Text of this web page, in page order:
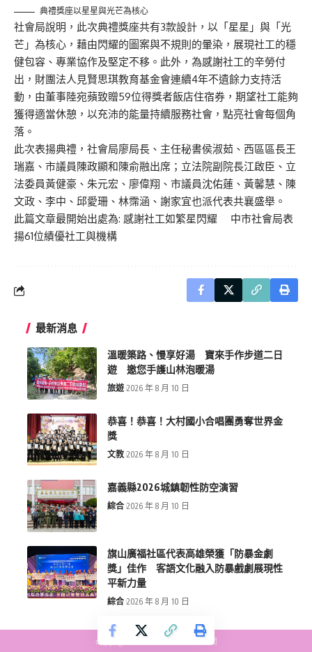
典禮獎座以星星與光芒為核心
社會局說明，此次典禮獎座共有3款設計，以「星星」與「光
芒」為核心，藉由閃耀的圖案與不規則的暈染，展現社工的穩
健包容、專業協作及堅定不移。此外，為感謝社工的辛勞付
出，財團法人見賢思琪教育基金會連續4年不遺餘力支持活
動，由董事陸宛蘋致贈59位得獎者飯店住宿券，期望社工能夠
獲得適當休憩，以充沛的能量持續服務社會，點亮社會每個角
落。
此次表揚典禮，社會局廖局長、主任秘書侯淑茹、西區區長王
瑞嘉、市議員陳政顯和陳俞融出席；立法院副院長江啟臣、立
法委員黃健豪、朱元宏、廖偉翔、市議員沈佑蓮、黃馨慧、陳
文政、李中、邱愛珊、林霈涵、謝家宜也派代表共襄盛舉。
此篇文章最開始出處為: 感謝社工如繁星閃耀 中市社會局表
揚61位績優社工與機構
最新消息
溫暖築路、慢享好湯 寶來手作步道二日
遊 邀您手護山林泡暖湯
旅遊 2026 年 8 月 10 日
恭喜！恭喜！大村國小合唱團勇奪世界金
獎
文教 2026 年 8 月 10 日
嘉義縣2026城鎮韌性防空演習
綜合 2026 年 8 月 10 日
旗山廣福社區代表高雄榮獲「防暴金劇
獎」佳作 客語文化融入防暴戲劇展現性
平新力量
綜合 2026 年 8 月 10 日
copyright © more-new.tw 墨新聞